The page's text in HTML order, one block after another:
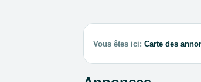
Vous êtes ici: Carte des